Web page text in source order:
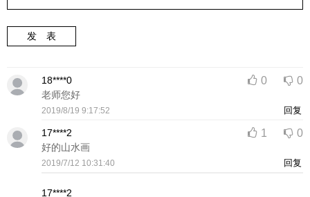
发 表
18****0
老师您好
2019/8/19 9:17:52 回复
0 0
17****2
好的山水画
2019/7/12 10:31:40 回复
1 0
17****2